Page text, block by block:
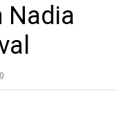
Nadia